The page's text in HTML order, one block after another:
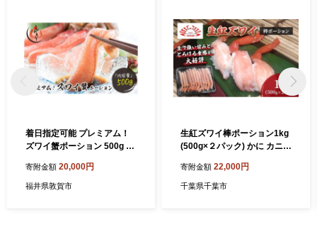
着日指定可能 プレミアム！
ズワイ蟹ポーション 500g か
しおそう ずわい蟹 ずわいガ
ニ ズワイガニ 蟹 カニ しゃぶ
寄附金額 20,000円
福井県敦賀市
生紅ズワイ棒ポーション1kg
(500g×２パック) かに カニ
むき身 生 カニ脚 刺身 しゃぶ
しゃぶ かにしゃぶ 寿司 北海
寄附金額 22,000円
千葉県千葉市